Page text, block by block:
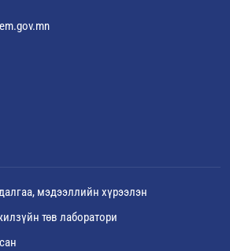
мэдээллийн хүрээлэн
төв лаборатори